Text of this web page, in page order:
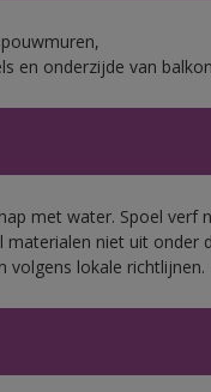
en onderzijde van
met water. Spoel verf
materialen niet uit onder
volgens lokale richtlijnen.